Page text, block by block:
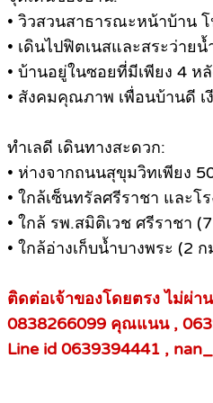
• วิวสวนสาธารณะหน้าบ้าน
• เดินไปฟิตเนสและสระว่าย
• บ้านอยู่ในซอยที่มีเพียง 4 ห
• สังคมคุณภาพ เพื่อนบ้านดี เ
ทำเลดี เดินทางสะดวก:
• ห่างจากถนนสุขุมวิทเพียง
• ใกล้เซ็นทรัลศรีราชา และโ
• ใกล้ รพ.สมิติเวช ศรีราชา
• ใกล้อ่างเก็บน้ำบางพระ (2
ติดต่อเจ้าของโดยตรง ไม่ผ่า
0838266099 คุณแนน ,
Line id 0639394441 ,